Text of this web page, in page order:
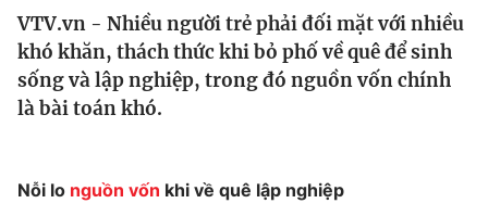
Y tế
Thế giới
Thế giới đó đây
Giáo dục
VTV.vn - Nhiều người trẻ phải đối mặt với nhiều
khó khăn, thách thức khi bỏ phố về quê để sinh
sống và lập nghiệp, trong đó nguồn vốn chính
là bài toán khó.
Nỗi lo nguồn vốn khi về quê lập nghiệp